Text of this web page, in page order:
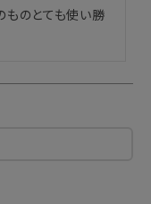
のとても使い勝